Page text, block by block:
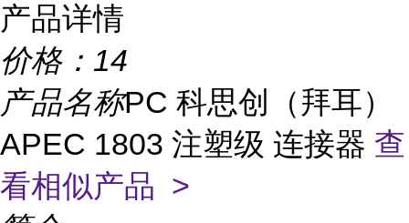
产品详情
价格： 14
产品名称PC 科思创（拜耳）
APEC 1803 注塑级 连接器 查
看相似产品 >